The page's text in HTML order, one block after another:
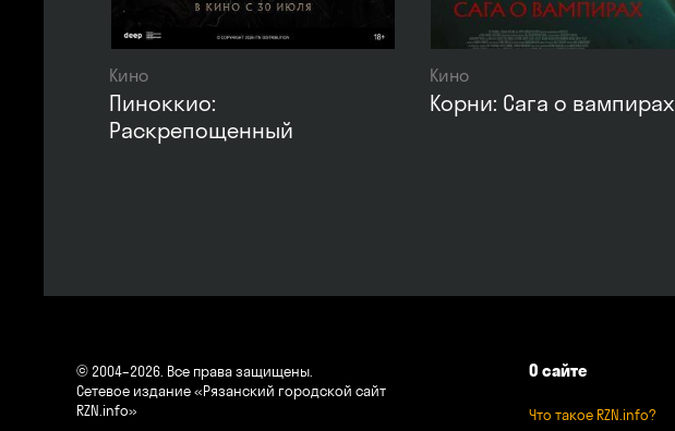
Кино
Пиноккио:
Раскрепощенный
Кино
Корни: Сага о вампирах
© 2004–2026. Все права защищены.
Сетевое издание «Рязанский городской сайт
RZN.info»
О сайте
Что такое RZN.info?